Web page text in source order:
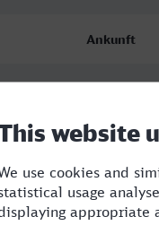
Ankunft
18:12
Viersen
13.08.26